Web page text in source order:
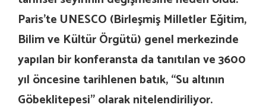
Paris’te UNESCO (Birleşmiş Milletler Eğitim,
Bilim ve Kültür Örgütü) genel merkezinde
yapılan bir konferansta da tanıtılan ve 3600
yıl öncesine tarihlenen batık, “Su altının
Göbeklitepesi” olarak nitelendiriliyor.